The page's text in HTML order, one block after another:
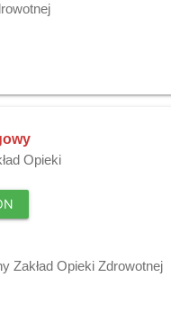
Opieki
Zakład Opieki Zdrowotnej